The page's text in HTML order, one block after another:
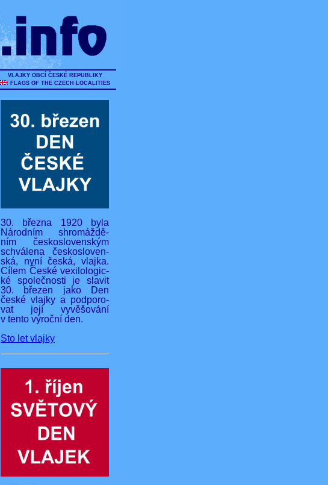
VLAJKY OBCÍ ČESKÉ REPUBLIKY
FLAGS OF THE CZECH LOCALITIES
30. března 1920 byla
Národním shromáždě-
ním československým
schválena českosloven-
ská, nyní česká, vlajka.
Cílem České vexilologic-
ké společnosti je slavit
30. březen jako Den
české vlajky a podporo-
vat její vyvěšování
v tento výroční den.
Sto let vlajky